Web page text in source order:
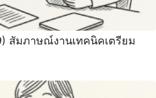
สัมภาษณ์งานเทคนิคเตรียม